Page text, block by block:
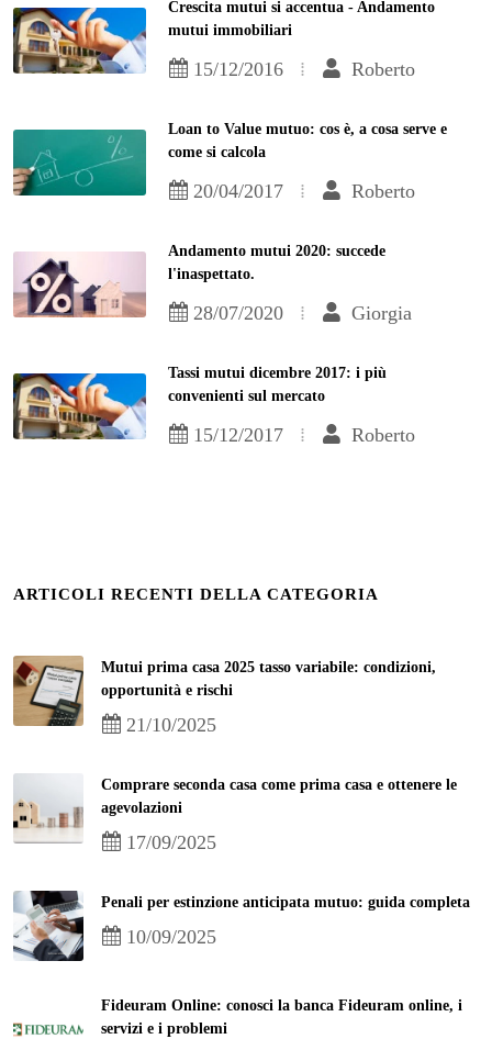
Crescita mutui si accentua - Andamento
mutui immobiliari
15/12/2016 Roberto
Loan to Value mutuo: cos è, a cosa serve e
come si calcola
20/04/2017 Roberto
Andamento mutui 2020: succede
l'inaspettato.
28/07/2020 Giorgia
Tassi mutui dicembre 2017: i più
convenienti sul mercato
15/12/2017 Roberto
ARTICOLI RECENTI DELLA CATEGORIA
Mutui prima casa 2025 tasso variabile: condizioni,
opportunità e rischi
21/10/2025
Comprare seconda casa come prima casa e ottenere le
agevolazioni
17/09/2025
Penali per estinzione anticipata mutuo: guida completa
10/09/2025
Fideuram Online: conosci la banca Fideuram online, i
servizi e i problemi